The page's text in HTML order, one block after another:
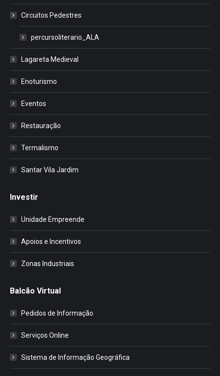
Circuitos Pedestres
percursoliterario_ALA
Lagareta Medieval
Enoturismo
Eventos
Restauração
Termalismo
Santar Vila Jardim
Investir
Unidade Empreende
Apoios e Incentivos
Zonas Industriais
Balcão Virtual
Pedidos de Informação
Serviços Online
Sistema de Informação Geográfica